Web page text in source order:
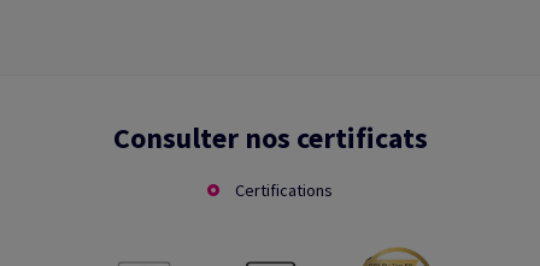
Consulter nos certificats
Certifications